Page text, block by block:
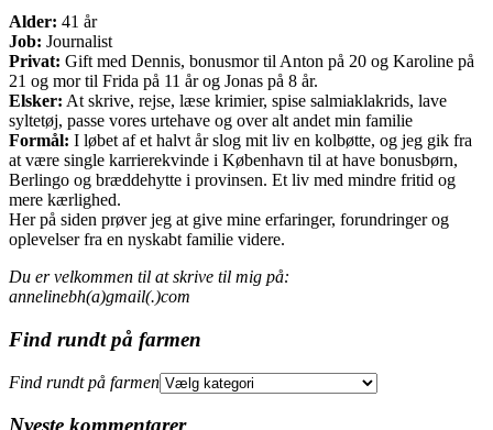
Alder: 41 år
Job: Journalist
Privat: Gift med Dennis, bonusmor til Anton på 20 og Karoline på
21 og mor til Frida på 11 år og Jonas på 8 år.
Elsker: At skrive, rejse, læse krimier, spise salmiaklakrids, lave
syltetøj, passe vores urtehave og over alt andet min familie
Formål: I løbet af et halvt år slog mit liv en kolbøtte, og jeg gik fra
at være single karrierekvinde i København til at have bonusbørn,
Berlingo og bræddehytte i provinsen. Et liv med mindre fritid og
mere kærlighed.
Her på siden prøver jeg at give mine erfaringer, forundringer og
oplevelser fra en nyskabt familie videre.
Du er velkommen til at skrive til mig på:
annelinebh(a)gmail(.)com
Find rundt på farmen
Find rundt på farmen